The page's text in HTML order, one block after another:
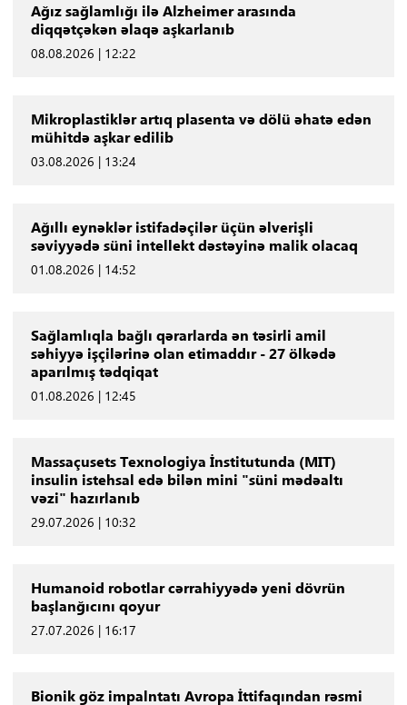
Ağız sağlamlığı ilə Alzheimer arasında
diqqətçəkən əlaqə aşkarlanıb
08.08.2026 | 12:22
Mikroplastiklər artıq plasenta və dölü əhatə edən
mühitdə aşkar edilib
03.08.2026 | 13:24
Ağıllı eynəklər istifadəçilər üçün əlverişli
səviyyədə süni intellekt dəstəyinə malik olacaq
01.08.2026 | 14:52
Sağlamlıqla bağlı qərarlarda ən təsirli amil
səhiyyə işçilərinə olan etimaddır - 27 ölkədə
aparılmış tədqiqat
01.08.2026 | 12:45
Massaçusets Texnologiya İnstitutunda (MIT)
insulin istehsal edə bilən mini "süni mədəaltı
vəzi" hazırlanıb
29.07.2026 | 10:32
Humanoid robotlar cərrahiyyədə yeni dövrün
başlanğıcını qoyur
27.07.2026 | 16:17
Bionik göz impalntatı Avropa İttifaqından rəsmi